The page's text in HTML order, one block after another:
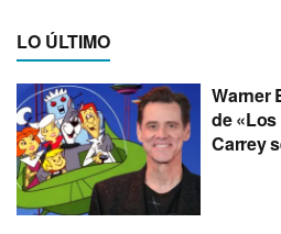
LO ÚLTIMO
Warner
de
Carrey